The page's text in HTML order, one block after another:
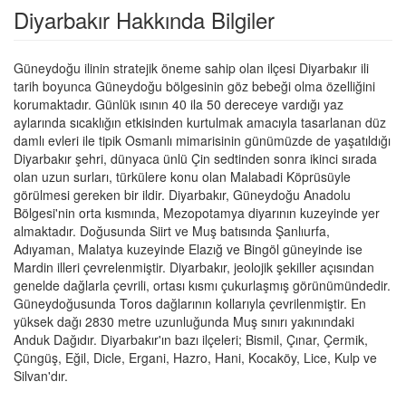
Diyarbakır Hakkında Bilgiler
Güneydoğu ilinin stratejik öneme sahip olan ilçesi Diyarbakır ili
tarih boyunca Güneydoğu bölgesinin göz bebeği olma özelliğini
korumaktadır. Günlük ısının 40 ila 50 dereceye vardığı yaz
aylarında sıcaklığın etkisinden kurtulmak amacıyla tasarlanan düz
damlı evleri ile tipik Osmanlı mimarisinin günümüzde de yaşatıldığı
Diyarbakır şehri, dünyaca ünlü Çin sedtinden sonra ikinci sırada
olan uzun surları, türkülere konu olan Malabadi Köprüsüyle
görülmesi gereken bir ildir. Diyarbakır, Güneydoğu Anadolu
Bölgesi'nin orta kısmında, Mezopotamya diyarının kuzeyinde yer
almaktadır. Doğusunda Siirt ve Muş batısında Şanlıurfa,
Adıyaman, Malatya kuzeyinde Elazığ ve Bingöl güneyinde ise
Mardin illeri çevrelenmiştir. Diyarbakır, jeolojik şekiller açısından
genelde dağlarla çevrili, ortası kısmı çukurlaşmış görünümündedir.
Güneydoğusunda Toros dağlarının kollarıyla çevrilenmiştir. En
yüksek dağı 2830 metre uzunluğunda Muş sınırı yakınındaki
Anduk Dağıdır. Diyarbakır'ın bazı ilçeleri; Bismil, Çınar, Çermik,
Çüngüş, Eğil, Dicle, Ergani, Hazro, Hani, Kocaköy, Lice, Kulp ve
Silvan'dır.